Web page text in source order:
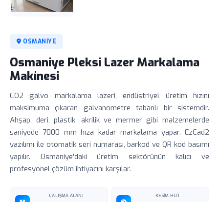
OSMANIYE
Osmaniye Pleksi Lazer Markalama
Makinesi
CO2 galvo markalama lazeri, endüstriyel üretim hızını
maksimuma çıkaran galvanometre tabanlı bir sistemdir.
Ahşap, deri, plastik, akrilik ve mermer gibi malzemelerde
saniyede 7000 mm hıza kadar markalama yapar. EzCad2
yazılımı ile otomatik seri numarası, barkod ve QR kod basımı
yapılır. Osmaniye'daki üretim sektörünün kalıcı ve
profesyonel çözüm ihtiyacını karşılar.
ÇALIŞMA ALANI KESIM HIZI